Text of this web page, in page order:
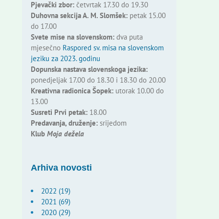
Pjevački zbor:četvrtak 17.30 do 19.30
Duhovna sekcija A. M. Slomšek:petak 15.00
do 17.00
Svete mise na slovenskom:dva puta
mjesečno Raspored sv. misa na slovenskom
jeziku za 2023. godinu
Dopunska nastava slovenskoga jezika:
ponedjeljak 17.00 do 18.30 i 18.30 do 20.00
Kreativna radionica Šopek:utorak 10.00 do
13.00
Susreti Prvi petak:18.00
Predavanja, druženje:srijedom
Klub Moja dežela
Arhiva novosti
2022 (19)
2021 (69)
2020 (29)